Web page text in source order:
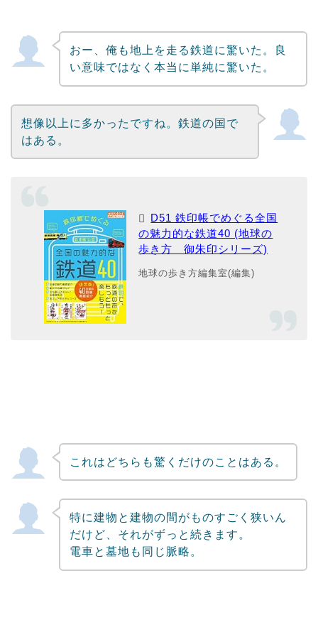
おー、俺も地上を走る鉄道に驚いた。良
い意味ではなく本当に単純に驚いた。
想像以上に多かったですね。鉄道の国で
はある。
D51 鉄印帳でめぐる全国
の魅力的な鉄道40 (地球の
歩き方 御朱印シリーズ)
地球の歩き方編集室(編集)
これはどちらも驚くだけのことはある。
特に建物と建物の間がものすごく狭いん
だけど、それがずっと続きます。
電車と墓地も同じ脈略。